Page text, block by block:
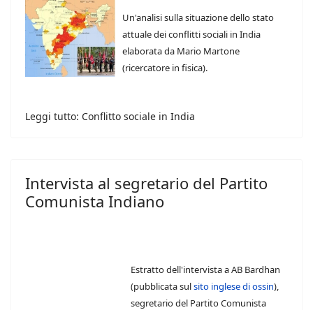
Un'analisi sulla situazione dello stato
attuale dei conflitti sociali in India
elaborata da Mario Martone
(ricercatore in fisica).
Leggi tutto: Conflitto sociale in India
Intervista al segretario del Partito
Comunista Indiano
Estratto dell'intervista a AB Bardhan
(pubblicata sulsito inglese di ossin),
segretario del Partito Comunista